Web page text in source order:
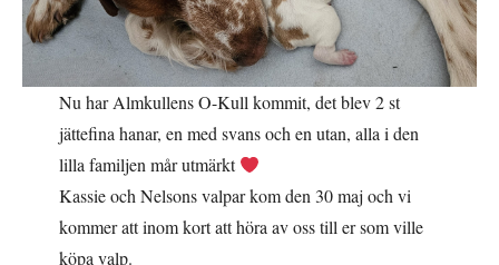
Nu har Almkullens O-Kull kommit, det blev 2 st
jättefina hanar, en med svans och en utan, alla i den
lilla familjen mår utmärkt
Kassie och Nelsons valpar kom den 30 maj och vi
kommer att inom kort att höra av oss till er som ville
köpa valp.